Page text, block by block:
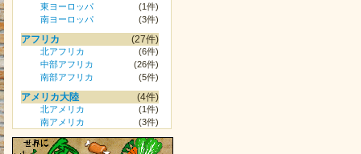
東ヨーロッパ
(1件)
南ヨーロッパ
(3件)
アフリカ (27件)
北アフリカ
(6件)
中部アフリカ
(26件)
南部アフリカ
(5件)
アメリカ大陸 (4件)
北アメリカ
(1件)
南アメリカ
(3件)